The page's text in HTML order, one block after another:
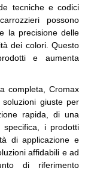
tecniche e codici
possono
la precisione delle
dei colori. Questo
e aumenta
completa, Cromax
giuste per
rapida, di una
i prodotti
di applicazione e
affidabili e ad
di riferimento